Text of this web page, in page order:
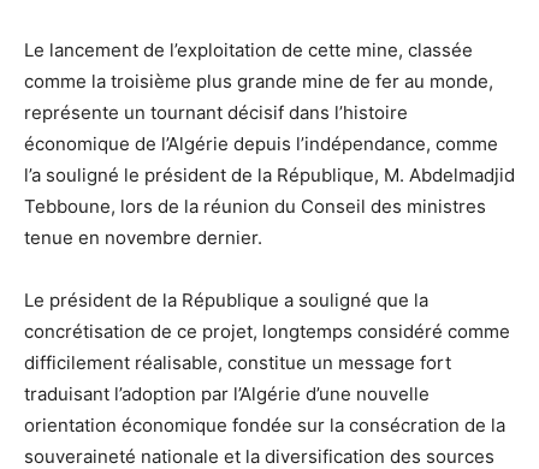
Le lancement de l’exploitation de cette mine, classée
comme la troisième plus grande mine de fer au monde,
représente un tournant décisif dans l’histoire
économique de l’Algérie depuis l’indépendance, comme
l’a souligné le président de la République, M. Abdelmadjid
Tebboune, lors de la réunion du Conseil des ministres
tenue en novembre dernier.
Le président de la République a souligné que la
concrétisation de ce projet, longtemps considéré comme
difficilement réalisable, constitue un message fort
traduisant l’adoption par l’Algérie d’une nouvelle
orientation économique fondée sur la consécration de la
souveraineté nationale et la diversification des sources